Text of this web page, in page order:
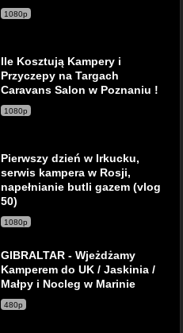
1080p
Ile Kosztują Kampery i
Przyczepy na Targach
Caravans Salon w Poznaniu !
1080p
Pierwszy dzień w Irkucku,
serwis kampera w Rosji,
napełnianie butli gazem (vlog
50)
1080p
GIBRALTAR - Wjeżdżamy
Kamperem do UK / Jaskinia /
Małpy i Nocleg w Marinie
480p